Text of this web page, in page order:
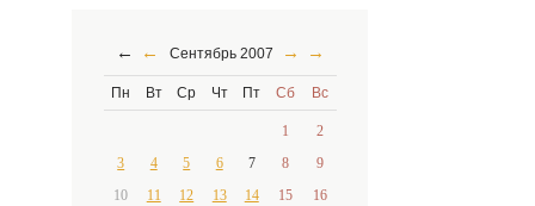
← ← Сентябрь 2007 → →
Пн Вт Ср Чт Пт Сб Вс
1
2
3
4 5 6 7 8
9
10
11 12 13 14 15
16